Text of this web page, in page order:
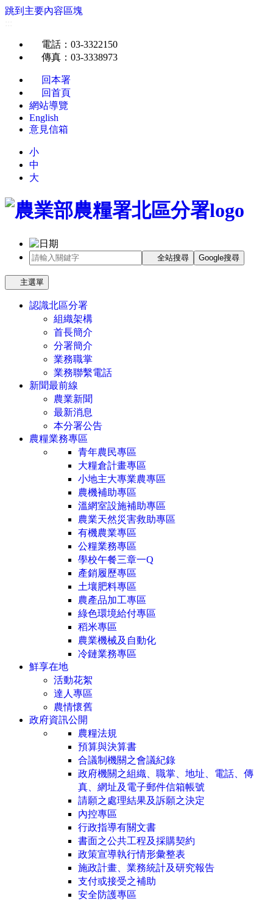
跳到主要內容區塊
電話 ：03-3322150
傳真 ：03-3338973
回本署
回首頁
網站導覽
English
意見信箱
小
中
大
全站搜尋 Google搜尋
主選單
認識北區分署
組織架構
首長簡介
分署簡介
業務職掌
業務聯繫電話
新聞最前線
農業新聞
最新消息
本分署公告
農糧業務專區
青年農民專區
大糧倉計畫專區
小地主大專業農專區
農機補助專區
溫網室設施補助專區
農業天然災害救助專區
有機農業專區
公糧業務專區
學校午餐三章一Q
產銷履歷專區
土壤肥料專區
農產品加工專區
綠色環境給付專區
稻米專區
農業機械及自動化
冷鏈業務專區
鮮享在地
活動花絮
達人專區
農情懷舊
政府資訊公開
農糧法規
預算與決算書
合議制機關之會議紀錄
政府機關之組織、職掌、地址、電話、傳
真、網址及電子郵件信箱帳號
請願之處理結果及訴願之決定
內控專區
行政指導有關文書
書面之公共工程及採購契約
政策宣導執行情形彙整表
施政計畫、業務統計及研究報告
支付或接受之補助
安全防護專區